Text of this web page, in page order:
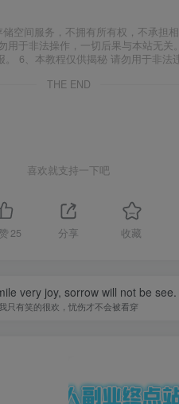
空间服务，不拥有所有权，不承担
于非法操作，一切后果与本站无
6、本教程仅供揭秘 请勿用于非法
THE END
喜欢就支持一下吧
25 分享 收藏
very joy, sorrow will not be see.
只有笑的很欢，忧伤才不会被看穿